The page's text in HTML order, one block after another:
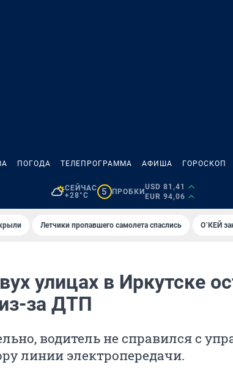
ПОГОДА ТЕЛЕПРОГРАММА АФИША ГОРОСКОП
СЕЙЧАС
+28°C
5 ПРОБКИ
USD 81,41
EUR 94,06
Летчики пропавшего самолета спаслись О`КЕЙ
улицах в Иркутске
за ДТП
водитель не справился с
линии электропередачи.